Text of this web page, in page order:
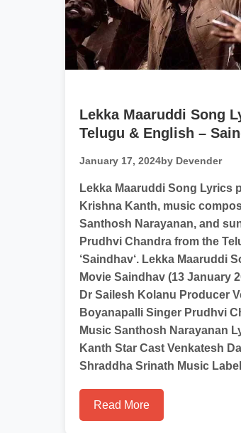
Lekka Maaruddi Song
Telugu & English –
January 17, 2024by Devender
Lekka Maaruddi Song Lyrics
Krishna Kanth, music
Santhosh Narayanan, and
Prudhvi Chandra from the
‘Saindhav‘. Lekka Maaruddi
Movie Saindhav (13 January
Dr Sailesh Kolanu Producer
Boyanapalli Singer Prudhvi
Music Santhosh Narayanan
Kanth Star Cast Venkatesh
Shraddha Srinath Music
Read More